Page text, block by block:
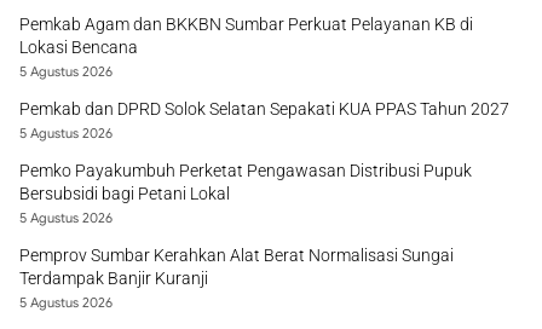
Pemkab Agam dan BKKBN Sumbar Perkuat Pelayanan KB di
Lokasi Bencana
5 Agustus 2026
Pemkab dan DPRD Solok Selatan Sepakati KUA PPAS Tahun 2027
5 Agustus 2026
Pemko Payakumbuh Perketat Pengawasan Distribusi Pupuk
Bersubsidi bagi Petani Lokal
5 Agustus 2026
Pemprov Sumbar Kerahkan Alat Berat Normalisasi Sungai
Terdampak Banjir Kuranji
5 Agustus 2026